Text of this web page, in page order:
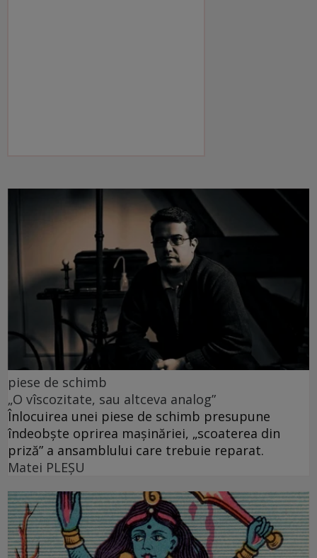
piese de schimb
„O vîscozitate, sau altceva analog”
Înlocuirea unei piese de schimb presupune
îndeobște oprirea mașinăriei, „scoaterea din
priză” a ansamblului care trebuie reparat.
Matei PLEŞU